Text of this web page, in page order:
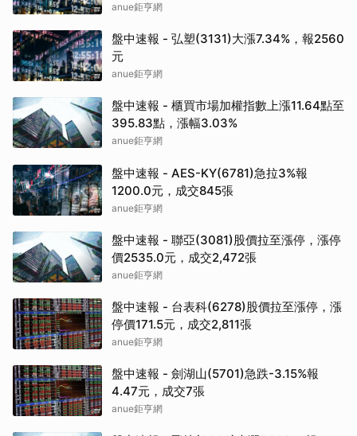
anue鉅亨網
盤中速報 - 弘塑(3131)大漲7.34%，報2560
元
anue鉅亨網
盤中速報 - 櫃買市場加權指數上漲11.64點至
395.83點，漲幅3.03%
anue鉅亨網
盤中速報 - AES-KY(6781)急拉3%報
1200.0元，成交845張
anue鉅亨網
盤中速報 - 聯亞(3081)股價拉至漲停，漲停
價2535.0元，成交2,472張
anue鉅亨網
盤中速報 - 台表科(6278)股價拉至漲停，漲
停價171.5元，成交2,811張
anue鉅亨網
盤中速報 - 劍湖山(5701)急跌-3.15%報
4.47元，成交7張
anue鉅亨網